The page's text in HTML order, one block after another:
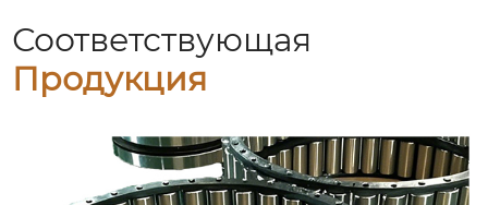
Соответствующая
Продукция